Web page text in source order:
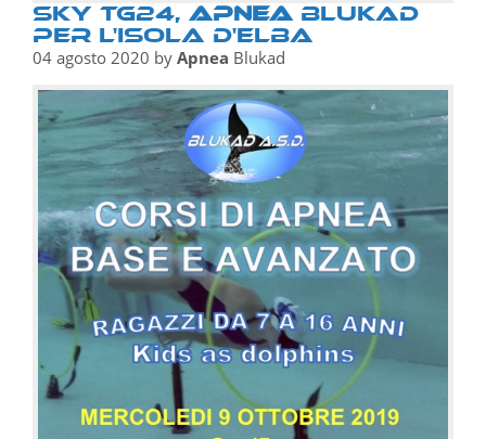
Sky tg24, ApneaBlukad
per l'isola d'Elba
04 agosto 2020 by Apnea Blukad